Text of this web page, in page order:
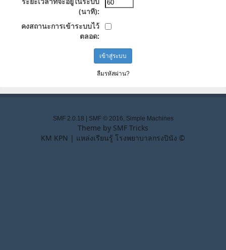
(นาที):
คงสถานะการเข้าระบบไว้
ตลอด:
ลืมรหัสผ่าน?
SMF 2.0.18 SMF © 2016, Simple Machines
Theme by SMF Tricks
KM KPN | แหล่งเรียนรู้ โรงพยาบาลกรงปินัง ©